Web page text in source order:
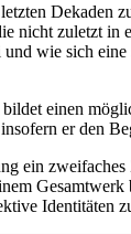
Dekaden
nicht zuletzt
wie sich
einen
er den
ein
Identitäten